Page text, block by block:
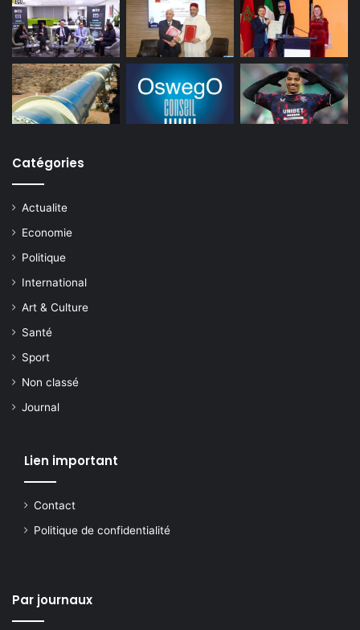
Catégories
Actualite
Economie
Politique
International
Art & Culture
Santé
Sport
Non classé
Journal
Lien important
Contact
Politique de confidentialité
Par journaux